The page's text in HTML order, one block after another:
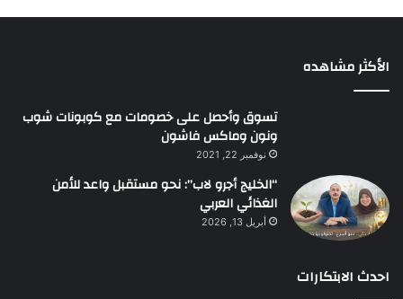
الأكثر مشاهده
تسوق وأحصل على خصومات مع كوبونات شوب
ونون وماكس فاشون
نوفمبر 22, 2021
“الخليج أجرو لاب”: نحو مستقبل واعد للأمن
الغذائي العربي
أبريل 13, 2026
احدث الابتكارات